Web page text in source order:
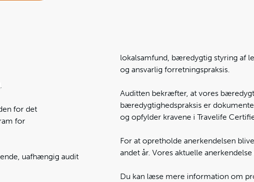
.
for det
for
uafhængig audit
lokalsamfund, bæredygtig styring af
og ansvarlig forretningspraksis.
Auditten bekræfter, at vores
bæredygtighedspraksis er
og opfylder kravene i Travelife
For at opretholde anerkendelsen
andet år. Vores aktuelle
Du kan læse mere information om